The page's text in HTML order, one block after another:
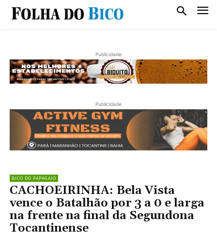
Publicidade
Publicidade
BICO DO PAPAGAIO
CACHOEIRINHA: Bela Vista
vence o Batalhão por 3 a 0 e larga
na frente na final da Segundona
Tocantinense